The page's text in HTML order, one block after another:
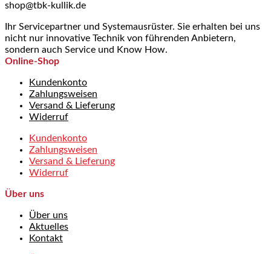
shop@tbk-kullik.de
Ihr Servicepartner und Systemausrüster. Sie erhalten bei uns
nicht nur innovative Technik von führenden Anbietern,
sondern auch Service und Know How.
Online-Shop
Kundenkonto
Zahlungsweisen
Versand & Lieferung
Widerruf
Kundenkonto
Zahlungsweisen
Versand & Lieferung
Widerruf
Über uns
Über uns
Aktuelles
Kontakt